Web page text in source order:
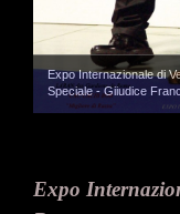
Expo Internazionale di
Speciale - Giiudice
Expo